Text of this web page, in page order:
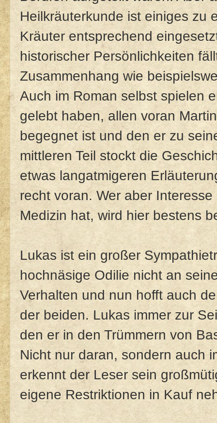
Heilkräuterkunde ist einiges zu
Kräuter entsprechend
historischer Persönlichkeiten
Zusammenhang wie
Auch im Roman selbst spielen
gelebt haben, allen voran
begegnet ist und den er zu
mittleren Teil stockt die
etwas langatmigeren
recht voran. Wer aber
Medizin hat, wird hier bestens
Lukas ist ein großer
hochnäsige Odilie nicht an
Verhalten und nun hofft auch
der beiden. Lukas immer zur
den er in den Trümmern von
Nicht nur daran, sondern auch
erkennt der Leser sein
eigene Restriktionen in Kauf